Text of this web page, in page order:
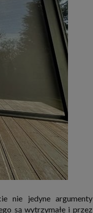
nie jedyne argumenty
są wytrzymałe i przez